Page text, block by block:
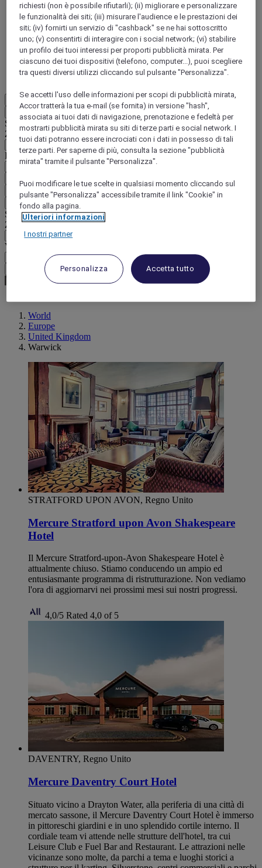
ALL Accor+ Voyager
15% di sconto tutto l'annosui tuoi soggiorni in +30
marchi
ISCRIVITI SUBITO
Più
Selezionare il Paese e la lingua qui di seguito
Zona geografica
Paese/Regione - Lingua
Confermare Paese e lingua
(€)
Indietro
Selezionare la valuta qui di seguito
Zona geografica
Valuta
Confermare la valuta
World
Europe
United Kingdom
Warwick
STRATFORD UPON AVON, Regno Unito
Mercure Stratford upon Avon Shakespeare
Hotel
Il Mercure Stratford-upon-Avon Shakespeare Hotel è
attualmente chiuso. Stiamo conducendo un ampio ed
entusiasmante programma di ristrutturazione. Non vediamo
l'ora di aggiornarvi nei prossimi mesi sui nostri progressi.
4,0/5 Rated 4,0 of 5
DAVENTRY, Regno Unito
Mercure Daventry Court Hotel
Situato vicino a Drayton Water, alla periferia di una città di
mercato sassone, il Mercure Daventry Court Hotel è immerso
in pittoreschi giardini e in uno splendido cortile interno. Il
cordiale team vi attende nelle strutture dell'hotel, tra cui
Leisure Club e Fuel Bar and Restaurant. Le attrazioni nelle
vicinanze sono molte, da parchi a tema e luoghi storici a
richiesti (non è possibile rifiutarli); (ii) migliorare e personalizzare
le funzionalità dei siti; (iii) misurare l'audience e le prestazioni dei
siti; (iv) fornirti un servizio di "cashback" se ne hai sottoscritto
uno; (v) consentirti di interagire con i social network; (vi) stabilire
un profilo dei tuoi interessi per proporti pubblicità mirata. Per
ciascuno dei tuoi dispositivi (telefono, computer...), puoi scegliere
tra questi diversi utilizzi cliccando sul pulsante "Personalizza".
Se accetti l'uso delle informazioni per scopi di pubblicità mirata,
Accor tratterà la tua e-mail (se fornita) in versione "hash",
associata ai tuoi dati di navigazione, prenotazione e fedeltà per
mostrarti pubblicità mirata su siti di terze parti e social network. I
tuoi dati potranno essere incrociati con i dati in possesso di tali
terze parti. Per saperne di più, consulta la sezione "pubblicità
mirata" tramite il pulsante "Personalizza".
Puoi modificare le tue scelte in qualsiasi momento cliccando sul
pulsante "Personalizza" accessibile tramite il link "Cookie" in
fondo alla pagina.
Ulteriori informazioni
I nostri partner
Personalizza Accetta tutto